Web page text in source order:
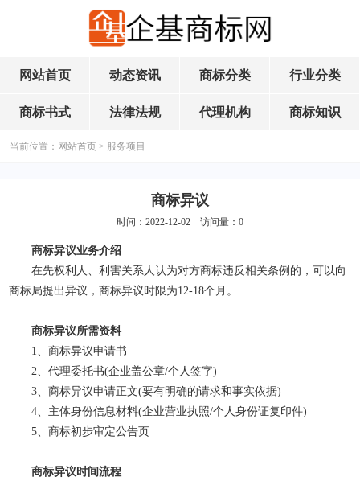
网站首页 动态资讯 商标分类 行业分类
商标书式 法律法规 代理机构 商标知识
当前位置： 网站首页 > 服务项目
商标异议
时间：2022-12-02 访问量： 0
商标异议业务介绍
在先权利人、利害关系人认为对方商标违反相关条例的，可以向
商标局提出异议，商标异议时限为12-18个月。
商标异议所需资料
1、商标异议申请书
2、代理委托书(企业盖公章/个人签字)
3、商标异议申请正文(要有明确的请求和事实依据)
4、主体身份信息材料(企业营业执照/个人身份证复印件)
5、商标初步审定公告页
商标异议时间流程